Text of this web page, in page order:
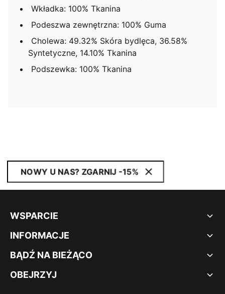
Wkładka: 100% Tkanina
Podeszwa zewnętrzna: 100% Guma
Cholewa: 49.32% Skóra bydlęca, 36.58%
Syntetyczne, 14.10% Tkanina
Podszewka: 100% Tkanina
NOWY U NAS? ZGARNIJ -15%
WSPARCIE
INFORMACJE
BĄDŹ NA BIEŻĄCO
OBEJRZYJ